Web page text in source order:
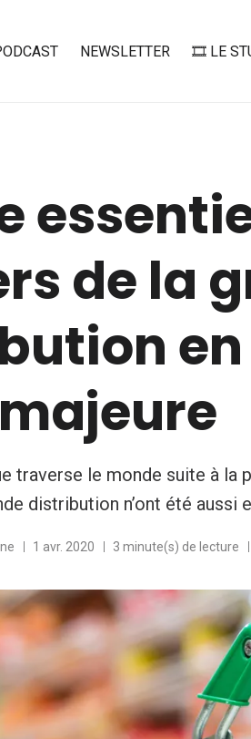
NEWSLETTER 🎞️ LE
de la
en
traverse le monde suite à la
distribution n’ont été aussi
1 avr. 2020 3 minute(s) de lecture